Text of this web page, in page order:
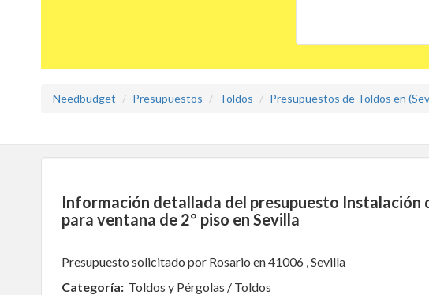
Needbudget Presupuestos Toldos Presupuestos de Toldos en
Información detallada del presupuesto Instalación
para ventana de 2º piso en Sevilla
Presupuesto solicitado por Rosario en 41006 , Sevilla
Categoría: Toldos y Pérgolas / Toldos